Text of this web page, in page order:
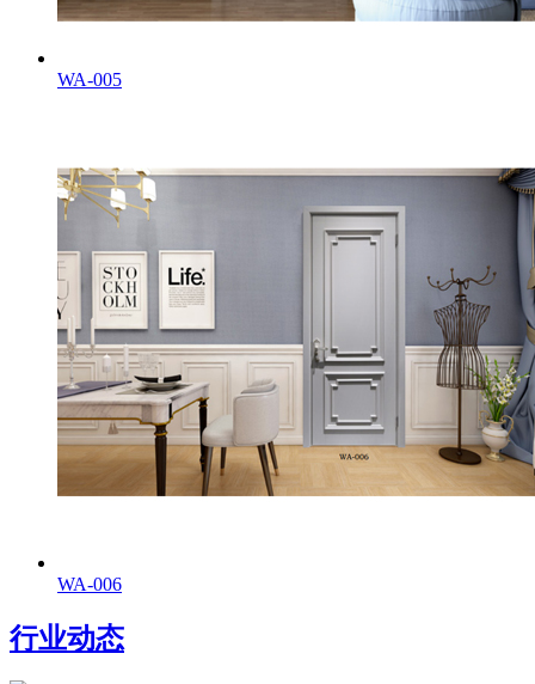
WA-005
WA-006
行业动态